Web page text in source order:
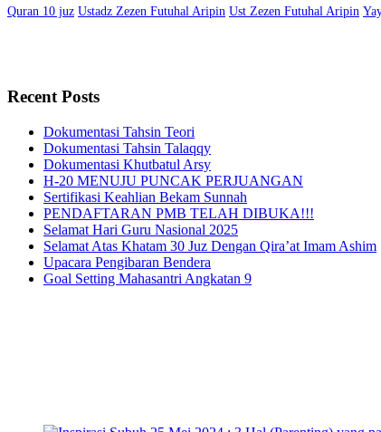
Quran 10 juz Ustadz Zezen Futuhal Aripin Ust Zezen Futuhal Aripin
Recent Posts
Dokumentasi Tahsin Teori
Dokumentasi Tahsin Talaqqy
Dokumentasi Khutbatul Arsy
H-20 MENUJU PUNCAK PERJUANGAN
Sertifikasi Keahlian Bekam Sunnah
PENDAFTARAN PMB TELAH DIBUKA!!!
Selamat Hari Guru Nasional 2025
Selamat Atas Khatam 30 Juz Dengan Qira’at Imam Ashim
Upacara Pengibaran Bendera
Goal Setting Mahasantri Angkatan 9